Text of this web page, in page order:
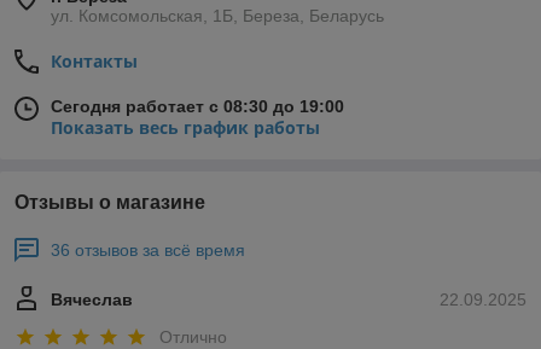
ул. Комсомольская, 1Б, Береза, Беларусь
Контакты
Сегодня работает с 08:30 до 19:00
Показать весь график работы
Отзывы о магазине
36 отзывов за всё время
22.09.2025
Вячеслав
Отлично